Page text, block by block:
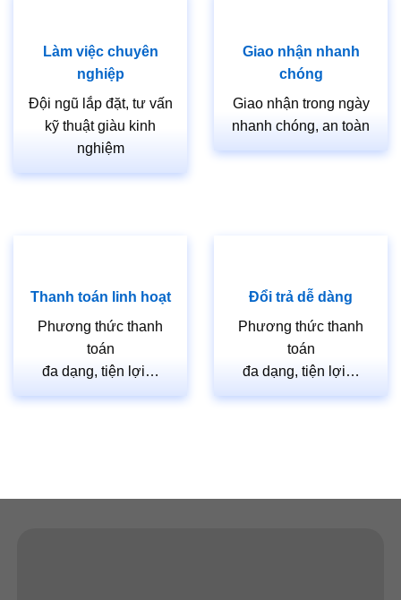
Làm việc chuyên
nghiệp
Đội ngũ lắp đặt, tư vấn
kỹ thuật giàu kinh
nghiệm
Giao nhận nhanh
chóng
Giao nhận trong ngày
nhanh chóng, an toàn
Thanh toán linh hoạt
Phương thức thanh
toán
đa dạng, tiện lợi…
Đổi trả dễ dàng
Phương thức thanh
toán
đa dạng, tiện lợi…